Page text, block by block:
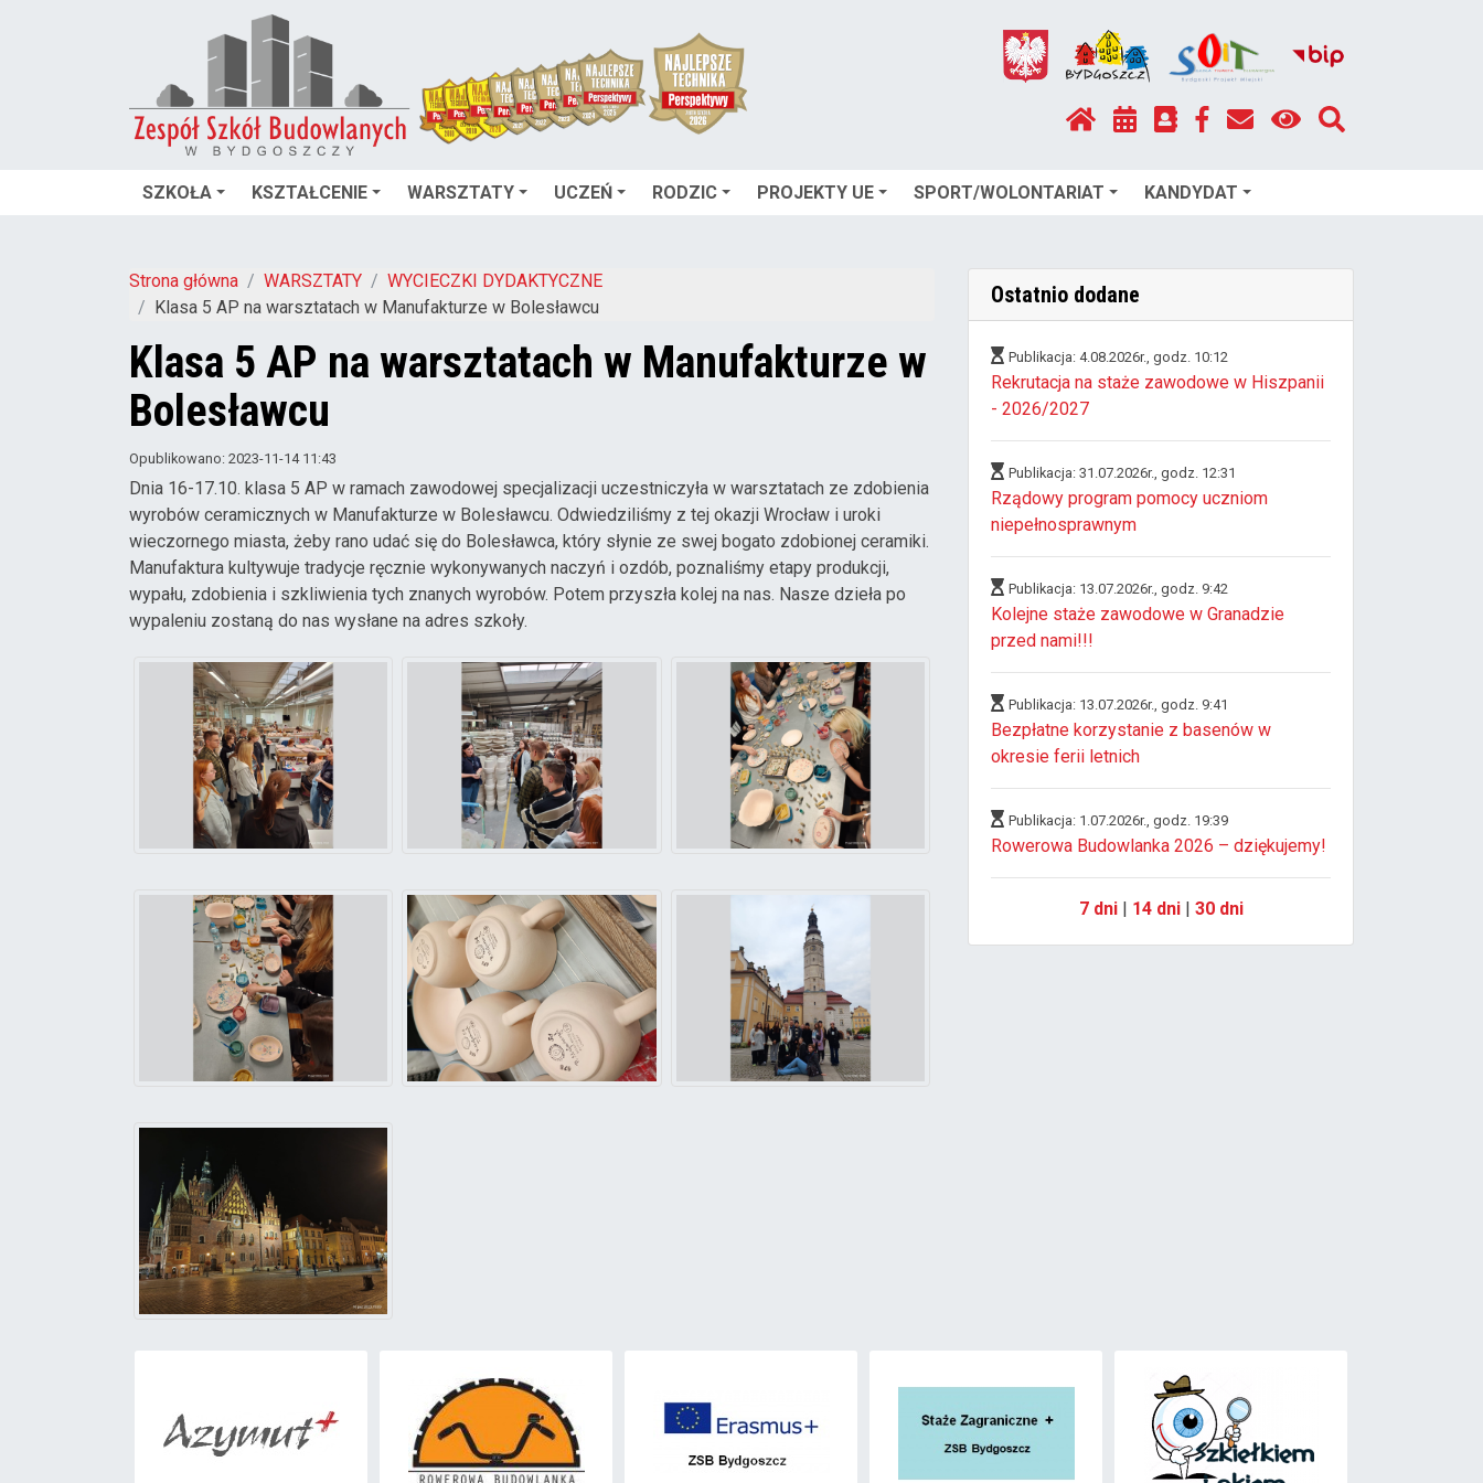
SZKOŁA KSZTAŁCENIE WARSZTATY UCZEŃ RODZIC PROJEKTY UE SPORT/WOLONTARIAT KANDYDAT
Strona główna WARSZTATY
WYCIECZKI DYDAKTYCZNE
Klasa 5 AP na warsztatach w Manufakturze w Bolesławcu
Klasa 5 AP na warsztatach w Manufakturze w
Bolesławcu
Opublikowano: 2023-11-14 11:43
Dnia 16-17.10. klasa 5 AP w ramach zawodowej specjalizacji uczestniczyła w warsztatach ze zdobienia
wyrobów ceramicznych w Manufakturze w Bolesławcu. Odwiedziliśmy z tej okazji Wrocław i uroki
wieczornego miasta, żeby rano udać się do Bolesławca, który słynie ze swej bogato zdobionej ceramiki.
Manufaktura kultywuje tradycje ręcznie wykonywanych naczyń i ozdób, poznaliśmy etapy produkcji,
wypału, zdobienia i szkliwienia tych znanych wyrobów. Potem przyszła kolej na nas. Nasze dzieła po
wypaleniu zostaną do nas wysłane na adres szkoły.
Ostatnio dodane
Publikacja: 4.08.2026r., godz. 10:12
Rekrutacja na staże zawodowe w Hiszpanii
- 2026/2027
Publikacja: 31.07.2026r., godz. 12:31
Rządowy program pomocy uczniom
niepełnosprawnym
Publikacja: 13.07.2026r., godz. 9:42
Kolejne staże zawodowe w Granadzie
przed nami!!!
Publikacja: 13.07.2026r., godz. 9:41
Bezpłatne korzystanie z basenów w
okresie ferii letnich
Publikacja: 1.07.2026r., godz. 19:39
Rowerowa Budowlanka 2026 – dziękujemy!
7 dni| 14 dni| 30 dni